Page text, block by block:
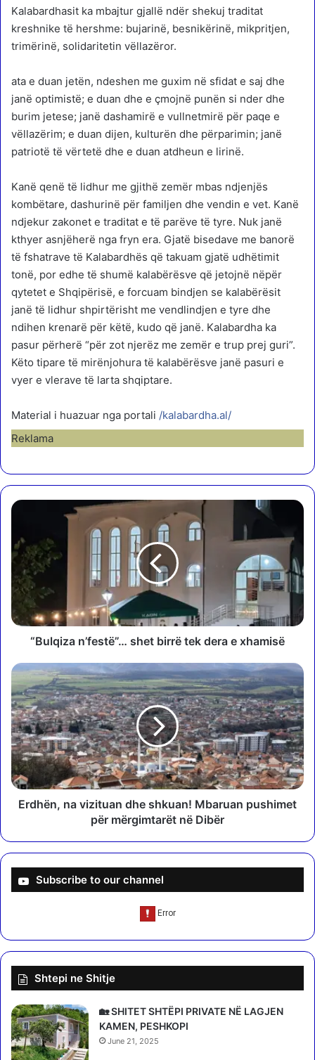
Kalabardhasit ka mbajtur gjallë ndër shekuj traditat
kreshnike të hershme: bujarinë, besnikërinë, mikpritjen,
trimërinë, solidaritetin vëllazëror.
ata e duan jetën, ndeshen me guxim në sfidat e saj dhe
janë optimistë; e duan dhe e çmojnë punën si nder dhe
burim jetese; janë dashamirë e vullnetmirë për paqe e
vëllazërim; e duan dijen, kulturën dhe përparimin; janë
patriotë të vërtetë dhe e duan atdheun e lirinë.
Kanë qenë të lidhur me gjithë zemër mbas ndjenjës
kombëtare, dashurinë për familjen dhe vendin e vet. Kanë
ndjekur zakonet e traditat e të parëve të tyre. Nuk janë
kthyer asnjëherë nga fryn era. Gjatë bisedave me banorë
të fshatrave të Kalabardhës që takuam gjatë udhëtimit
tonë, por edhe të shumë kalabërësve që jetojnë nëpër
qytetet e Shqipërisë, e forcuam bindjen se kalabërësit
janë të lidhur shpirtërisht me vendlindjen e tyre dhe
ndihen krenarë për këtë, kudo që janë. Kalabardha ka
pasur përherë “për zot njerëz me zemër e trup prej guri”.
Këto tipare të mirënjohura të kalabërësve janë pasuri e
vyer e vlerave të larta shqiptare.
Material i huazuar nga portali /kalabardha.al/
Reklama
“
l
z
a
n
e
s
t
ë
”
…
s
h
e
t
e
r
e
x
h
a
m
“Bulqiza n’festë”… shet birrë tek dera e xhamisë
E
r
d
h
ë
n
,
n
a
a
e
s
u
a
n
!
Erdhën, na vizituan dhe shkuan! Mbaruan pushimet
për mërgimtarët në Dibër
Subscribe to our channel
Shtepi ne Shitje
🏡 SHITET SHTËPI PRIVATE NË LAGJEN
KAMEN, PESHKOPI
June 21, 2025